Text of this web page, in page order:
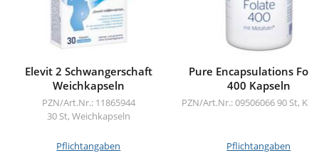
Elevit 2 Schwangerschaft
Weichkapseln
PZN/Art.Nr.: 11865944
30 St, Weichkapseln
Pflichtangaben
Pure Encapsulations
400 Kapseln
PZN/Art.Nr.: 0950606690 St,
Pflichtangaben